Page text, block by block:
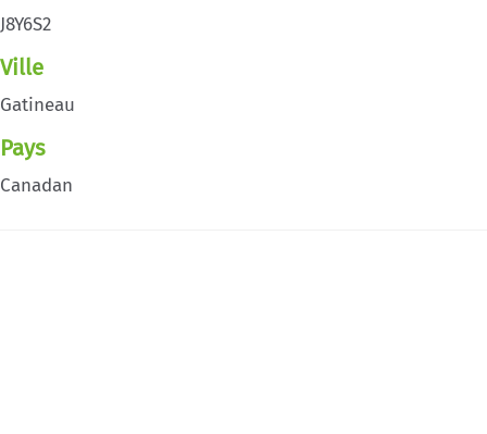
J8Y6S2
Ville
Gatineau
Pays
Canadan